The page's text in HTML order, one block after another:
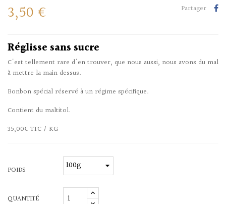
3,50 €
Partager
Réglisse sans sucre
C'est tellement rare d'en trouver, que nous aussi, nous avons du mal
à mettre la main dessus.
Bonbon spécial réservé à un régime spécifique.
Contient du maltitol.
35,00€ TTC / KG
POIDS
QUANTITÉ